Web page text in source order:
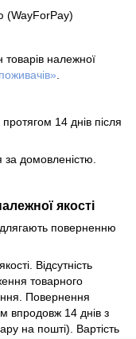
(WayForPay)
належної
14 днів після
за домовленістю.
якості
поверненню
Відсутність
товарного
Повернення
впродовж 14 днів з
на пошті). Вартість